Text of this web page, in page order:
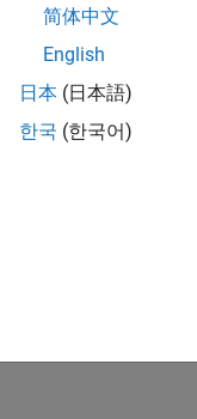
简体中文
English
日本 (日本語)
한국 (한국어)